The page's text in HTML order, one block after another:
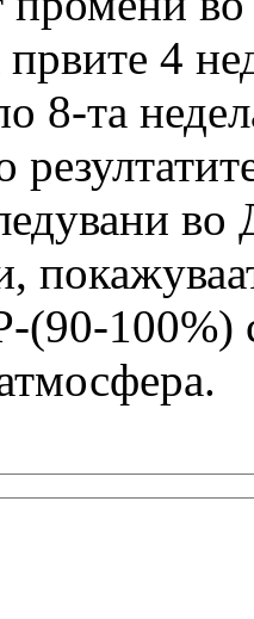
првите 4
8-та
100%)